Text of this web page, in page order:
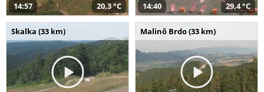
14:57 20,3 °C 14:40 29,4 °C
Skalka (33 km) Malinô Brdo (33 km)